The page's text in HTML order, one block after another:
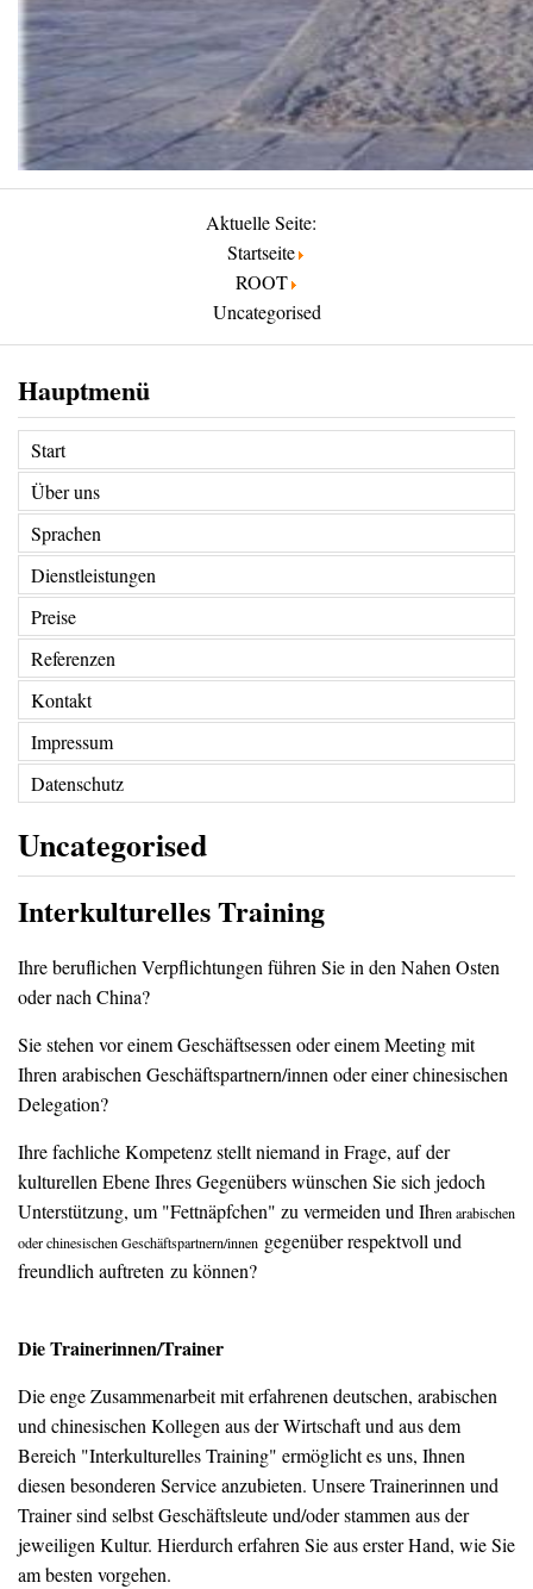
Aktuelle Seite:
Startseite
ROOT
Uncategorised
Hauptmenü
Start
Über uns
Sprachen
Dienstleistungen
Preise
Referenzen
Kontakt
Impressum
Datenschutz
Uncategorised
Interkulturelles Training
Ihre beruflichen Verpflichtungen führen Sie in den Nahen Osten
oder nach China?
Sie stehen vor einem Geschäftsessen oder einem Meeting mit
Ihren arabischen Geschäftspartnern/innen oder einer chinesischen
Delegation?
Ihre fachliche Kompetenz stellt niemand in Frage, auf der
kulturellen Ebene Ihres Gegenübers wünschen Sie sich jedoch
Unterstützung, um "Fettnäpfchen" zu vermeiden und Ihren arabischen
oder chinesischen Geschäftspartnern/innen gegenüber respektvoll und
freundlich auftreten zu können?
Die Trainerinnen/Trainer
Die enge Zusammenarbeit mit erfahrenen deutschen, arabischen
und chinesischen Kollegen aus der Wirtschaft und aus dem
Bereich "Interkulturelles Training" ermöglicht es uns, Ihnen
diesen besonderen Service anzubieten. Unsere Trainerinnen und
Trainer sind selbst Geschäftsleute und/oder stammen aus der
jeweiligen Kultur. Hierdurch erfahren Sie aus erster Hand, wie Sie
am besten vorgehen.